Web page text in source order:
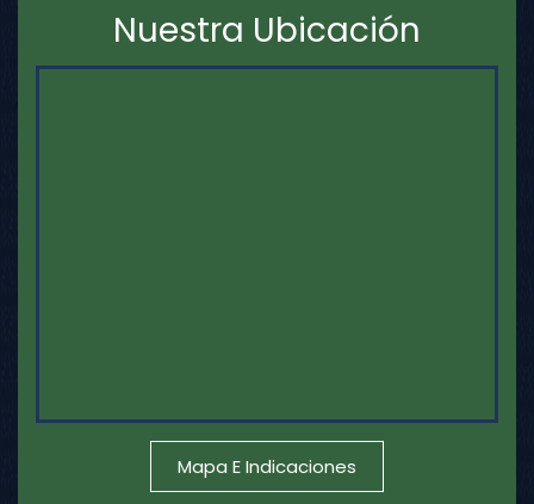
Nuestra Ubicación
Mapa E Indicaciones